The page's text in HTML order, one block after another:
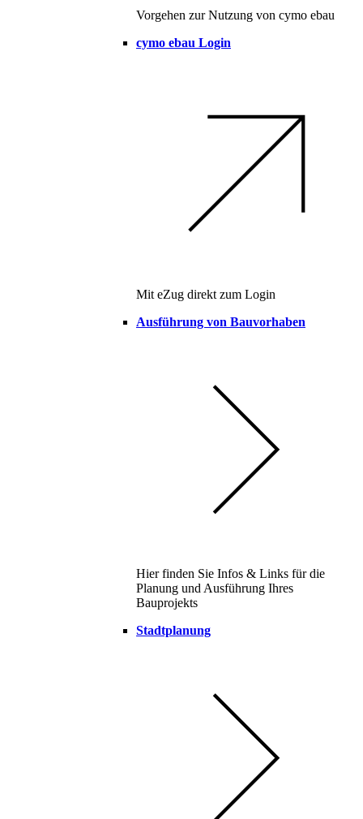
Vorgehen zur Nutzung von cymo ebau
cymo ebau Login
Mit eZug direkt zum Login
Ausführung von Bauvorhaben
Hier finden Sie Infos & Links für die
Planung und Ausführung Ihres
Bauprojekts
Stadtplanung